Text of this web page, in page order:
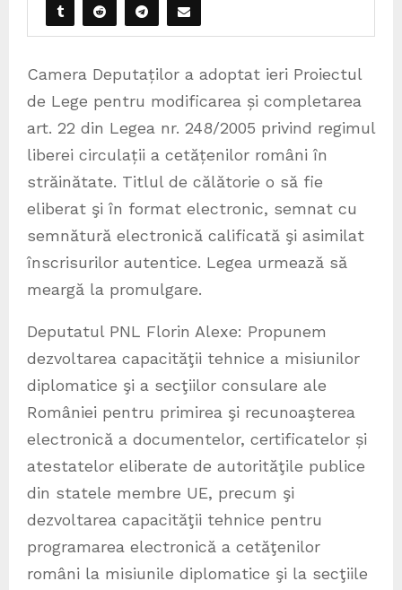
Camera Deputaților a adoptat ieri Proiectul
de Lege pentru modificarea și completarea
art. 22 din Legea nr. 248/2005 privind regimul
liberei circulații a cetățenilor români în
străinătate. Titlul de călătorie o să fie
eliberat şi în format electronic, semnat cu
semnătură electronică calificată şi asimilat
înscrisurilor autentice. Legea urmează să
meargă la promulgare.
Deputatul PNL Florin Alexe: Propunem
dezvoltarea capacităţii tehnice a misiunilor
diplomatice şi a secţiilor consulare ale
României pentru primirea şi recunoaşterea
electronică a documentelor, certificatelor și
atestatelor eliberate de autorităţile publice
din statele membre UE, precum şi
dezvoltarea capacităţii tehnice pentru
programarea electronică a cetăţenilor
români la misiunile diplomatice şi la secţiile